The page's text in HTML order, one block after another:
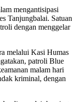
mengantisipasi
Tanjungbalai. Satuan
dengan menggelar
melalui Kasi Humas
patroli Blue
malam hari
kriminal, dengan